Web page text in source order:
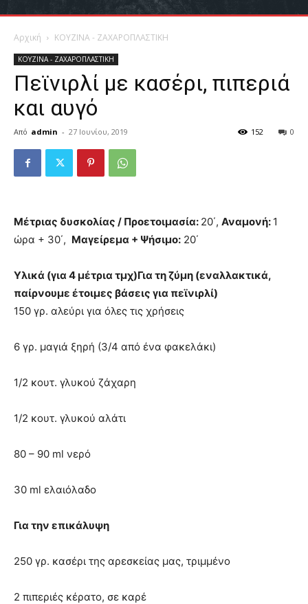
Αρχική ΚΟΥΖΙΝΑ - ΖΑΧΑΡΟΠΛΑΣΤΙΚΗ
ΚΟΥΖΙΝΑ - ΖΑΧΑΡΟΠΛΑΣΤΙΚΗ
Πεϊνιρλί με κασέρι, πιπεριά
και αυγό
Από admin - 27 Ιουνίου, 2019 0
152
Μέτριας δυσκολίας / Προετοιμασία: 20΄, Αναμονή: 1
ώρα + 30΄, Μαγείρεμα + Ψήσιμο: 20΄
Υλικά (για 4 μέτρια τμχ)Για τη ζύμη (εναλλακτικά,
παίρνουμε έτοιμες βάσεις για πεϊνιρλί)
150 γρ. αλεύρι για όλες τις χρήσεις
6 γρ. μαγιά ξηρή (3/4 από ένα φακελάκι)
1/2 κουτ. γλυκού ζάχαρη
1/2 κουτ. γλυκού αλάτι
80 – 90 ml νερό
30 ml ελαιόλαδο
Για την επικάλυψη
250 γρ. κασέρι της αρεσκείας μας, τριμμένο
2 πιπεριές κέρατο, σε καρέ